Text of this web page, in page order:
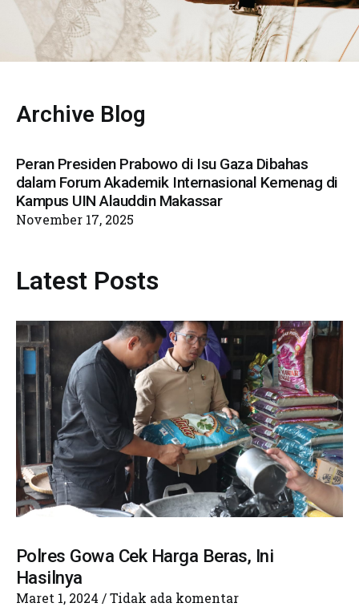
Archive Blog
Peran Presiden Prabowo di Isu Gaza Dibahas
dalam Forum Akademik Internasional Kemenag di
Kampus UIN Alauddin Makassar
November 17, 2025
Latest Posts
Polres Gowa Cek Harga Beras, Ini
Hasilnya
Maret 1, 2024 Tidak ada komentar